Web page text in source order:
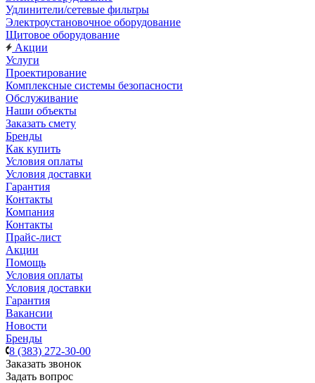
Удлинители/сетевые фильтры
Электроустановочное оборудование
Щитовое оборудование
Акции
Услуги
Проектирование
Комплексные системы безопасности
Обслуживание
Наши объекты
Заказать смету
Бренды
Как купить
Условия оплаты
Условия доставки
Гарантия
Контакты
Компания
Контакты
Прайс-лист
Акции
Помощь
Условия оплаты
Условия доставки
Гарантия
Вакансии
Новости
Бренды
8 (383) 272-30-00
Заказать звонок
Задать вопрос